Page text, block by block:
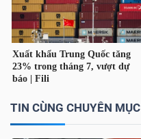
TIN CÙNG CHUYÊN MỤC
TÀI
CHÍNH
CÁ
NHÂN